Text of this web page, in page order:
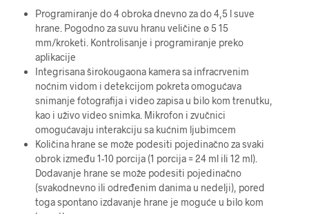
Programiranje do 4 obroka dnevno za do 4,5 l suve
hrane. Pogodno za suvu hranu veličine ø 5 15
mm/kroketi. Kontrolisanje i programiranje preko
aplikacije
Integrisana širokougaona kamera sa infracrvenim
noćnim vidom i detekcijom pokreta omogućava
snimanje fotografija i video zapisa u bilo kom trenutku,
kao i uživo video snimka. Mikrofon i zvučnici
omogućavaju interakciju sa kućnim ljubimcem
Količina hrane se može podesiti pojedinačno za svaki
obrok između 1-10 porcija (1 porcija = 24 ml ili 12 ml).
Dodavanje hrane se može podesiti pojedinačno
(svakodnevno ili određenim danima u nedelji), pored
toga spontano izdavanje hrane je moguće u bilo kom